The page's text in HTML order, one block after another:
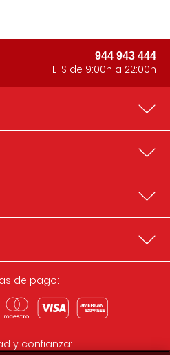
944 943 444
L-S de 9:00h a 22:00h
de pago:
y confianza: